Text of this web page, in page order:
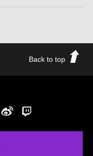
Back to top
新浪微博